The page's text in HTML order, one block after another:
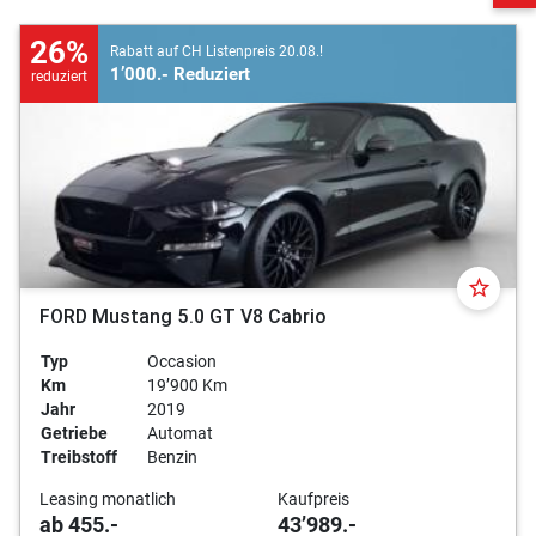
26%
reduziert
Rabatt auf CH Listenpreis 20.08.!
1’000.- Reduziert
star_border
FORD Mustang 5.0 GT V8 Cabrio
Typ
Occasion
Km
19’900 Km
Jahr
2019
Getriebe
Automat
Treibstoff
Benzin
Leasing monatlich
ab 455.-
Kaufpreis
43’989.-